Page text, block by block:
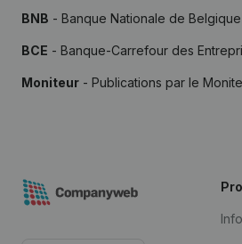
BNB - Banque Nationale de Belgique
BCE - Banque-Carrefour des
Moniteur - Publications par le